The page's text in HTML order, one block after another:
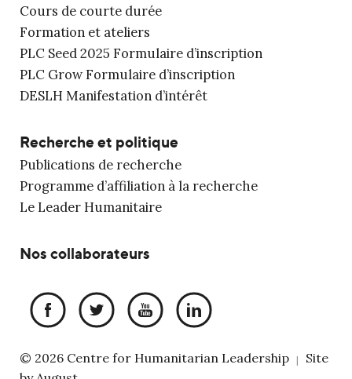
Cours de courte durée
Formation et ateliers
PLC Seed 2025 Formulaire d’inscription
PLC Grow Formulaire d’inscription
DESLH Manifestation d’intérêt
Recherche et politique
Publications de recherche
Programme d’affiliation à la recherche
Le Leader Humanitaire
Nos collaborateurs
© 2026 Centre for Humanitarian Leadership |
Site